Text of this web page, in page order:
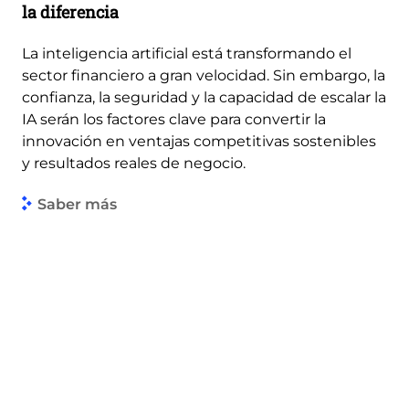
la diferencia
La inteligencia artificial está transformando el
sector financiero a gran velocidad. Sin embargo, la
confianza, la seguridad y la capacidad de escalar la
IA serán los factores clave para convertir la
innovación en ventajas competitivas sostenibles
y resultados reales de negocio.
Saber más